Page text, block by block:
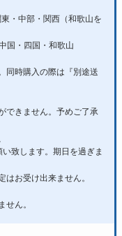
・中部・関西（和歌山を
国・四国・和歌山
同時購入の際は『別途送
できません。予めご了承
致します。期日を過ぎま
お受け出来ません。
せん。